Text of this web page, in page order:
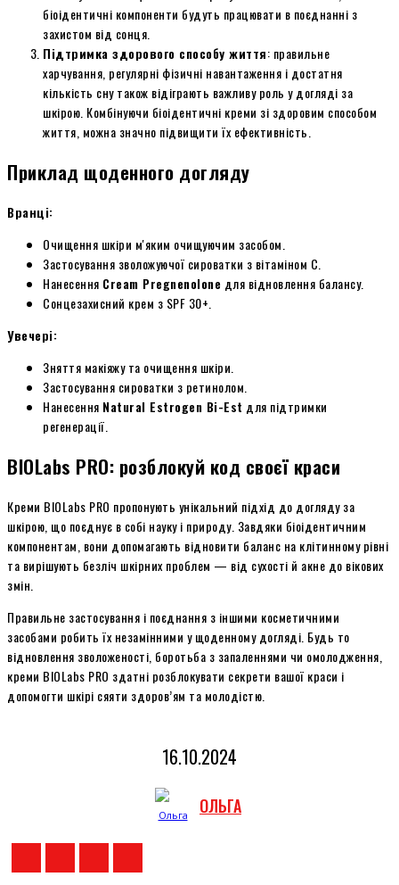
біоідентичні компоненти будуть працювати в поєднанні з
захистом від сонця.
Підтримка здорового способу життя: правильне
харчування, регулярні фізичні навантаження і достатня
кількість сну також відіграють важливу роль у догляді за
шкірою. Комбінуючи біоідентичні креми зі здоровим способом
життя, можна значно підвищити їх ефективність.
Приклад щоденного догляду
Вранці:
Очищення шкіри м'яким очищуючим засобом.
Застосування зволожуючої сироватки з вітаміном С.
Нанесення Cream Pregnenolone для відновлення балансу.
Сонцезахисний крем з SPF 30+.
Увечері:
Зняття макіяжу та очищення шкіри.
Застосування сироватки з ретинолом.
Нанесення Natural Estrogen Bi-Est для підтримки
регенерації.
BIOLabs PRO: розблокуй код своєї краси
Креми BIOLabs PRO пропонують унікальний підхід до догляду за
шкірою, що поєднує в собі науку і природу. Завдяки біоідентичним
компонентам, вони допомагають відновити баланс на клітинному рівні
та вирішують безліч шкірних проблем — від сухості й акне до вікових
змін.
Правильне застосування і поєднання з іншими косметичними
засобами робить їх незамінними у щоденному догляді. Будь то
відновлення зволоженості, боротьба з запаленнями чи омолодження,
креми BIOLabs PRO здатні розблокувати секрети вашої краси і
допомогти шкірі сяяти здоров’ям та молодістю.
16.10.2024
ОЛЬГА